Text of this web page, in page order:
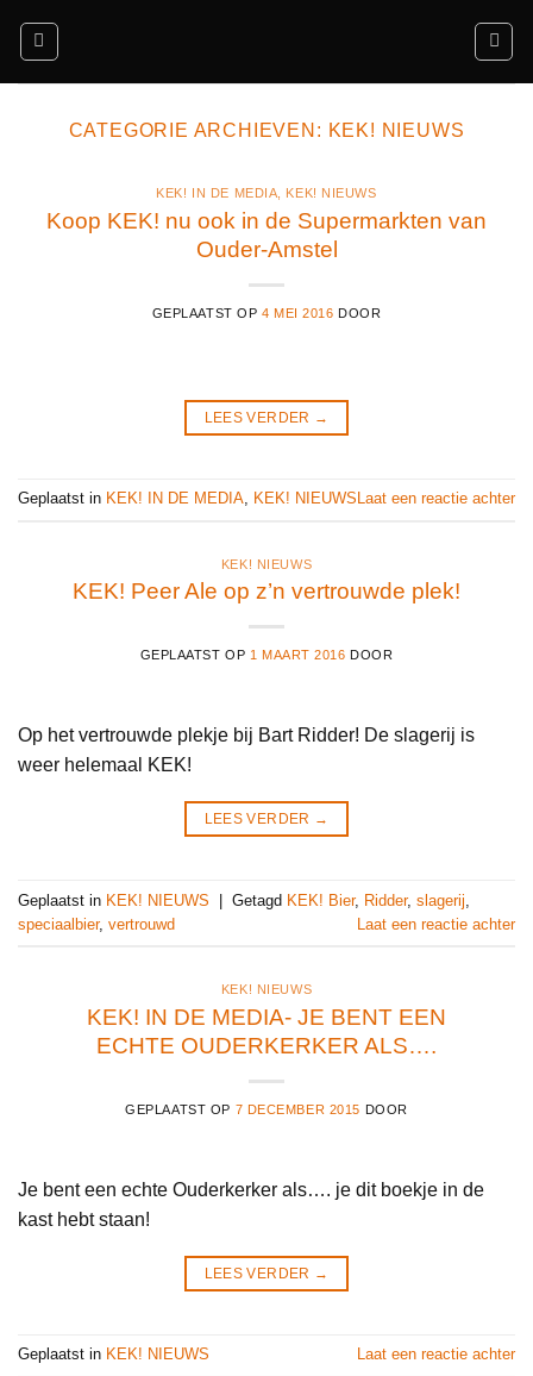
naar
CATEGORIE ARCHIEVEN: KEK! NIEUWS
KEK! IN DE MEDIA KEK! NIEUWS
Koop KEK! nu ook in de Supermarkten van
Ouder-Amstel
GEPLAATST OP 4 MEI 2016 DOOR
LEES VERDER →
Geplaatst in KEK! IN DE MEDIA KEK! NIEUWS Laat een reactie achter
KEK! NIEUWS
KEK! Peer Ale op z’n vertrouwde plek!
GEPLAATST OP 1 MAART 2016 DOOR
Op het vertrouwde plekje bij Bart Ridder! De slagerij is
weer helemaal KEK!
LEES VERDER →
Geplaatst in KEK! NIEUWS | Getagd KEK! Bier, Ridder, slagerij
speciaalbier, vertrouwd Laat een reactie achter
KEK! NIEUWS
KEK! IN DE MEDIA- JE BENT EEN
ECHTE OUDERKERKER ALS….
GEPLAATST OP 7 DECEMBER 2015 DOOR
Je bent een echte Ouderkerker als…. je dit boekje in de
kast hebt staan!
LEES VERDER →
Geplaatst in KEK! NIEUWS Laat een reactie achter